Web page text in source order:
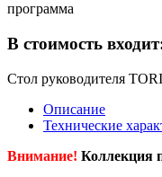
программа
В стоимость
Стол руководителя
Описание
Технические
Внимание! Коллекция